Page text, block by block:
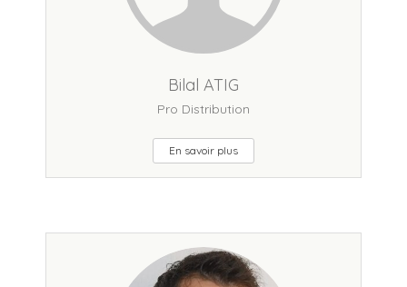
Bilal ATIG
Pro Distribution
En savoir plus